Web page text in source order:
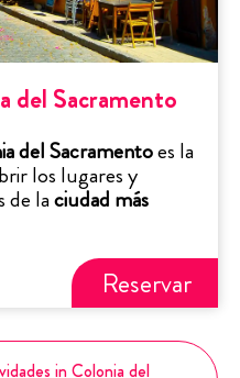
del Sacramento
del Sacramentoes la
los lugares y
de laciudad más
Reservar
in Colonia del